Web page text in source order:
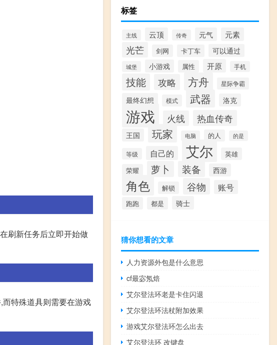
刷新任务后立即开始做
而特殊道具则需要在游戏
标签
主线 云顶 传奇 元气 元素
光芒 剑网 卡丁车 可以通过
城堡 小游戏 属性 开原 手机
技能 攻略 方舟 星际争霸
最终幻想 模式 武器 洛克
游戏 火线 热血传奇
王国 玩家 电脑 的人 的是
等级 自己的 艾尔
英雄
荣耀
萝卜 装备 西游
角色 解锁 谷物 账号
跑跑 都是 骑士
猜你想看的文章
人力资源外包是什么意思
cf最宓氖焙
艾尔登法环老是卡住闪退
艾尔登法环法杖附加效果
游戏艾尔登法环怎么出去
艾尔登法环 改键盘